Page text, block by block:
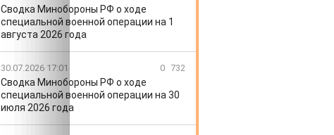
Сводка Минобороны РФ о ходе
специальной военной операции на 1
августа 2026 года
30.07.2026 17:01 0 732
Сводка Минобороны РФ о ходе
специальной военной операции на 30
июля 2026 года